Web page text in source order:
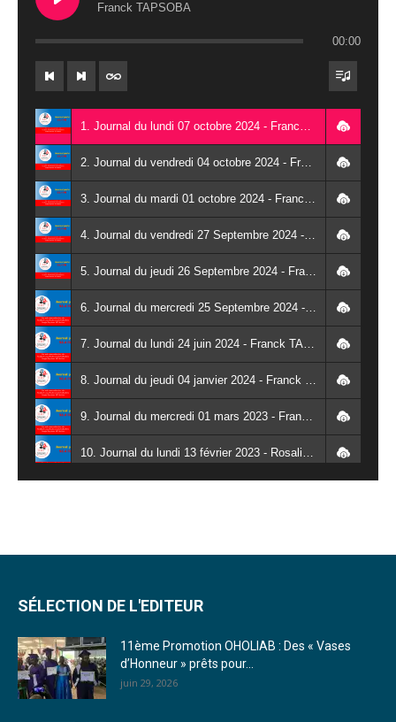
Franck TAPSOBA
00:00
1. Journal du lundi 07 octobre 2024 - Franck TAPSOBA
2. Journal du vendredi 04 octobre 2024 - Franck TAPSOBA
3. Journal du mardi 01 octobre 2024 - Franck TAPSOBA
4. Journal du vendredi 27 Septembre 2024 - Wendlassida KABORE
5. Journal du jeudi 26 Septembre 2024 - Franck TAPSOBA
6. Journal du mercredi 25 Septembre 2024 - Franck TAPSOBA
7. Journal du lundi 24 juin 2024 - Franck TAPSOBA
8. Journal du jeudi 04 janvier 2024 - Franck TAPSOBA
9. Journal du mercredi 01 mars 2023 - Franck TAPSOBA
10. Journal du lundi 13 février 2023 - Rosalie SANA
SÉLECTION DE L'EDITEUR
11ème Promotion OHOLIAB : Des « Vases
d’Honneur » prêts pour...
juin 29, 2026